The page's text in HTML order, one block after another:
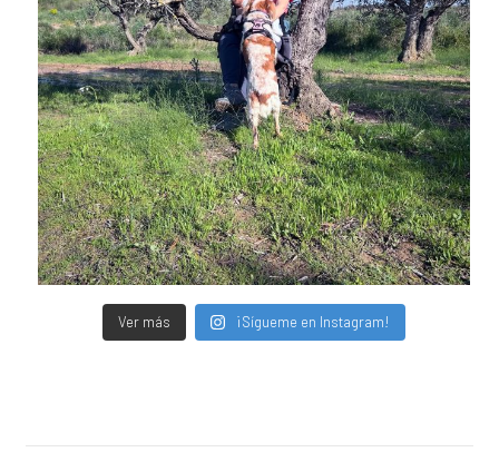
Ver más ¡Sígueme en Instagram!